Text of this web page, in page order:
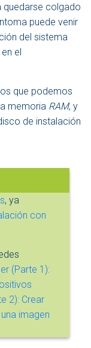
E
A
I
Ó
N
quedarse colgado
puede venir
del sistema
el
que podemos
memoria RAM, y
de instalación
, ya
con
(Parte 1):
2): Crear
imagen